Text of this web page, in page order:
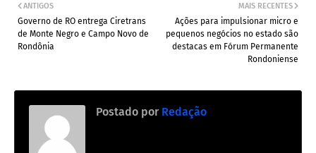
MAIS RECENTES
Ações para impulsionar micro e
pequenos negócios no estado são
destacas em Fórum Permanente
Rondoniense
ANTIGOS
Governo de RO entrega Ciretrans
de Monte Negro e Campo Novo de
Rondônia
Postado por Redação